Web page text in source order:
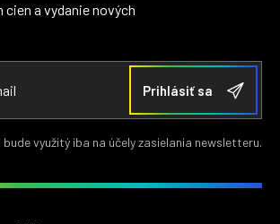
a vydanie nových
bude využitý iba na účely zasielania newsletteru.